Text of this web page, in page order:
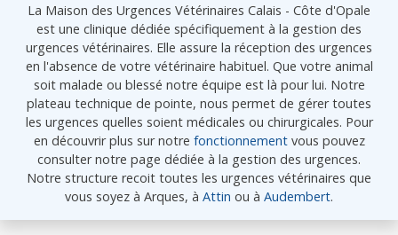
La Maison des Urgences Vétérinaires Calais - Côte d'Opale
est une clinique dédiée spécifiquement à la gestion des
urgences vétérinaires. Elle assure la réception des urgences
en l'absence de votre vétérinaire habituel. Que votre animal
soit malade ou blessé notre équipe est là pour lui. Notre
plateau technique de pointe, nous permet de gérer toutes
les urgences quelles soient médicales ou chirurgicales. Pour
en découvrir plus sur notre fonctionnementvous pouvez
consulter notre page dédiée à la gestion des urgences.
Notre structure recoit toutes les urgences vétérinaires que
vous soyez à Arques, à Attin ou à Audembert.